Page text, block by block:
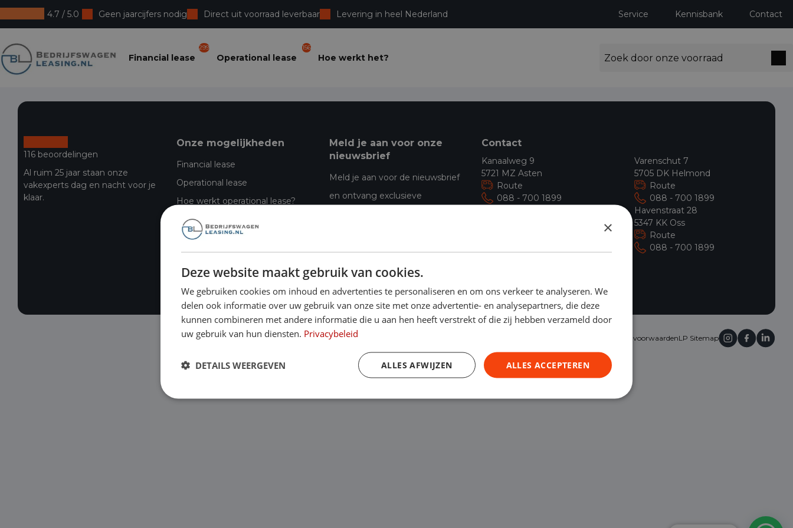
4.7 / 5.0 Geen jaarcijfers nodig Direct uit voorraad leverbaar Levering in heel Nederland Service Kennisbank Contact
Bedrijfswagenleasing
Financial lease
299
Operational lease
156
Hoe werkt het?
116 beoordelingen
Al ruim 25 jaar staan onze
vakexperts dag en nacht voor je
klaar.
Onze mogelijkheden
Financial lease
Operational lease
Hoe werkt operational lease?
Financial lease bedrijfswagens
Bedrijfswagen leasen starters
Leasen & BKR
Meld je aan voor onze
nieuwsbrief
Meld je aan voor de nieuwsbrief
en ontvang exclusieve
Contact
Kanaalweg 9
5721 MZ Asten
Route
088 - 700 1899
Varenschut 7
5705 DK Helmond
Route
088 - 700 1899
Havenstraat 28
5347 KK Oss
Route
088 - 700 1899
Algemene voorwaardenLP Sitemap
×
Deze website maakt gebruik van cookies.
We gebruiken cookies om inhoud en advertenties te personaliseren en om ons verkeer te analyseren. We
delen ook informatie over uw gebruik van onze site met onze advertentie- en analysepartners, die deze
kunnen combineren met andere informatie die u aan hen heeft verstrekt of die zij hebben verzameld door
uw gebruik van hun diensten. Privacybeleid
ALLES ACCEPTEREN
ALLES AFWIJZEN
DETAILS WEERGEVEN